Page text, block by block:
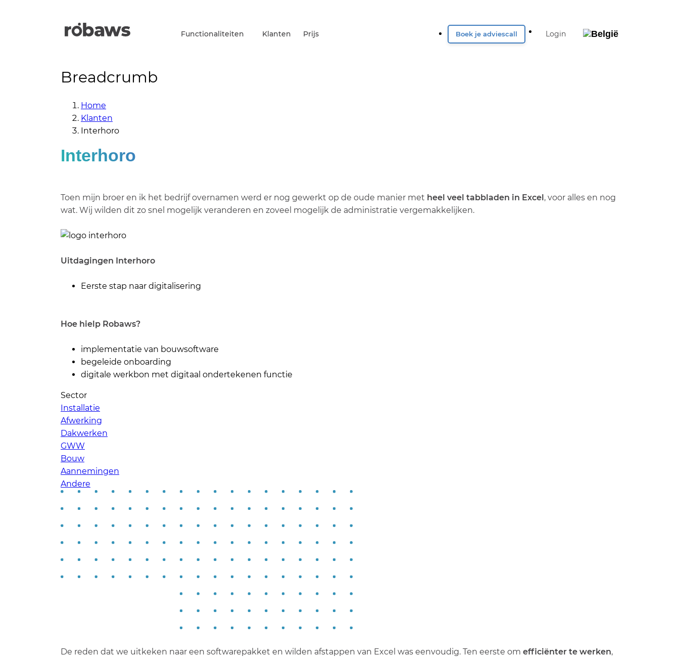
Functionaliteiten Klanten Prijs Boek je adviescall Login
Breadcrumb
Home
Klanten
Interhoro
Interhoro
Toen mijn broer en ik het bedrijf overnamen werd er nog gewerkt op de oude manier met heel veel tabbladen in Excel, voor alles en nog
wat. Wij wilden dit zo snel mogelijk veranderen en zoveel mogelijk de administratie vergemakkelijken.
Uitdagingen Interhoro
Eerste stap naar digitalisering
Hoe hielp Robaws?
implementatie van bouwsoftware
begeleide onboarding
digitale werkbon met digitaal ondertekenen functie
Sector
Installatie
Afwerking
Dakwerken
GWW
Bouw
Aannemingen
Andere
De reden dat we uitkeken naar een softwarepakket en wilden afstappen van Excel was eenvoudig. Ten eerste om efficiënter te werken,